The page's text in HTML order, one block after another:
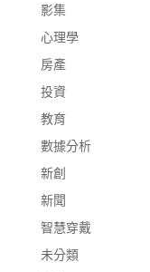
影集
心理學
房產
投資
教育
數據分析
新創
新聞
智慧穿戴
未分類